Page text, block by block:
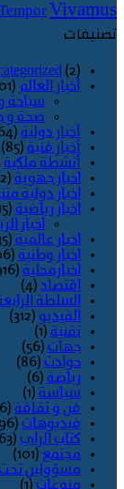
Vivamus
تصنيفات
(2)
أخبار العالم (101)
سياحة
صحة و
أخبار دولية (164)
أخبار فنية (85)
أنشطة ملكية
اخبار جهوية (1٬102)
اخبار دولية
اخبار رياضية (215)
اخبار
اخبار عالمية (35)
اخبار وطنية (2٬506)
اخبارمحلية (916)
اقتصاد (4)
السلطة
الفيديو (312)
تقنية (1)
جهات (56)
حوادث (86)
رياضة (6)
سياسة (1)
فن و ثقافة (16)
فيديوهات (96)
كتاب الراي (363)
مجتمع (101)
مسؤولين
منوعات (1)